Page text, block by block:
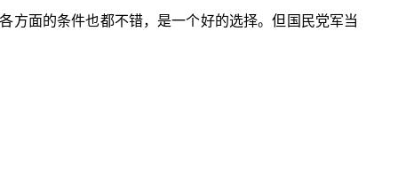
方面的条件也都不错，是一个好的选择。但国民党军当